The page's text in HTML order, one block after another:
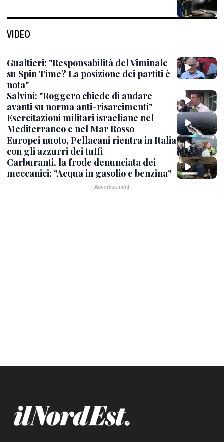
VIDEO
Gualtieri: "Responsabilità del Viminale
su Spin Time? La posizione dei partiti è
nota"
Salvini: "Roggero chiede di andare
avanti su norma anti-risarcimenti"
Esercitazioni militari israeliane nel
Mediterraneo e nel Mar Rosso
Europei nuoto, Pellacani rientra in Italia
con gli azzurri dei tuffi
Carburanti, la frode denunciata dei
meccanici: "Acqua in gasolio e benzina"